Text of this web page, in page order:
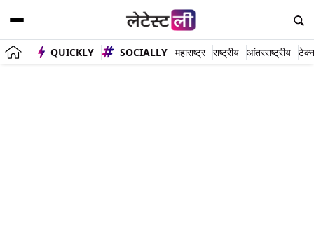
QUICKLY SOCIALLY महाराष्ट्र राष्ट्रीय आंतरराष्ट्रीय